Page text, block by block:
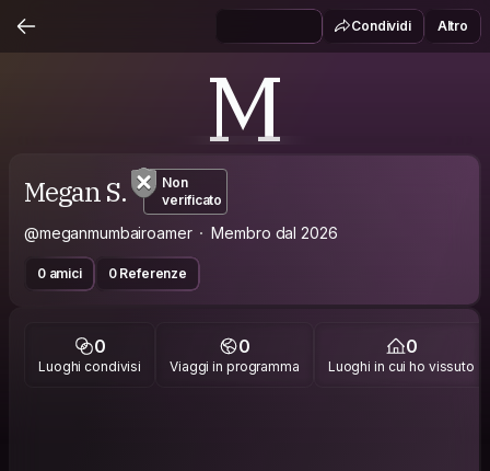
Condividi Altro
M
Megan S.
Non
verificato
@meganmumbairoamer Membro dal 2026
0 amici 0 Referenze
0
Luoghi condivisi
0
Viaggi in programma
0
Luoghi in cui ho vissuto